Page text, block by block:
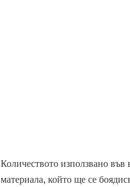
Количеството използвано във
материала, който ще се